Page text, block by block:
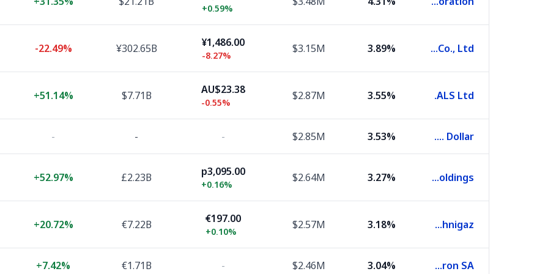
+0.59%
Japan Elevator Service Holdings Co., Ltd.
3.89%
$3.15M
¥1,486.00
-8.27%
¥302.65B
-22.49%
ALS Ltd.
3.55%
$2.87M
AU$23.38
-0.55%
$7.71B
+51.14%
U.S. Dollar
3.53%
$2.85M
-
-
-
Hill & Smith Holdings
3.27%
$2.64M
p3,095.00
+0.16%
£2.23B
+52.97%
Gaztransport et technigaz
3.18%
$2.57M
€197.00
+0.10%
€7.22B
+20.72%
Fagron SA
3.04%
$2.46M
-
€1.71B
+7.42%